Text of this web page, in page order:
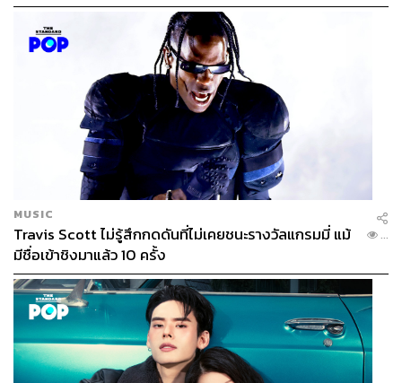
MUSIC
Travis Scott ไม่รู้สึกกดดันที่ไม่เคยชนะรางวัลแกรมมี่ แม้
มีชื่อเข้าชิงมาแล้ว 10 ครั้ง
...